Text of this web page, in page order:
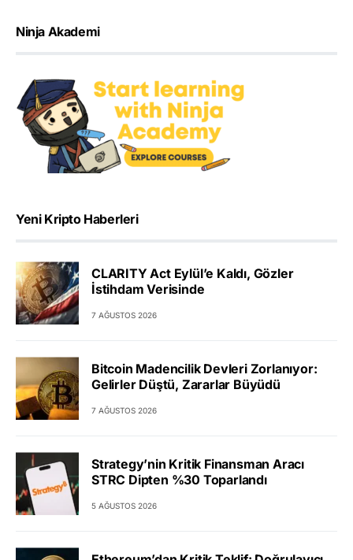
Ninja Akademi
Yeni Kripto Haberleri
CLARITY Act Eylül’e Kaldı, Gözler
İstihdam Verisinde
7 AĞUSTOS 2026
Bitcoin Madencilik Devleri Zorlanıyor:
Gelirler Düştü, Zararlar Büyüdü
7 AĞUSTOS 2026
Strategy’nin Kritik Finansman Aracı
STRC Dipten %30 Toparlandı
5 AĞUSTOS 2026